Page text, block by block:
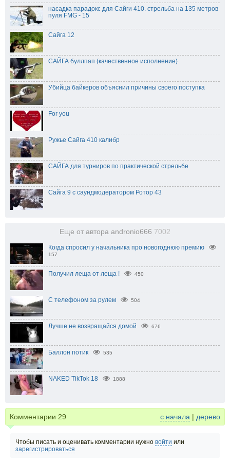
насадка парадокс для Сайги 410. стрельба на 135 метров
пуля FMG - 15
Сайга 12
САЙГА буллпап (качественное исполнение)
Убийца байкеров объяснил причины своего поступка
For you
Ружье Сайга 410 калибр
САЙГА для турниров по практической стрельбе
Сайга 9 с саундмодератором Ротор 43
Еще от автора andronio666 7002
Когда спросил у начальника про новогоднюю премию
157
Получил леща от леща ! 450
С телефоном за рулем 504
Лучше не возвращайся домой 676
Баллон потик 535
NAKED TikTok 18 1888
Комментарии 29 с начала | дерево
Чтобы писать и оценивать комментарии нужно войти или
зарегистрироваться